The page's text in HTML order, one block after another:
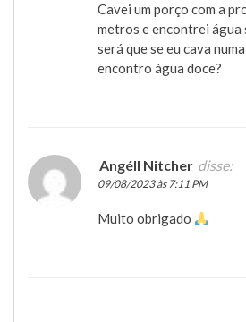
Cavei um porço com a
metros e encontrei água
será que se eu cava
encontro água doce?
Angéll Nitcher disse:
09/08/2023 às 7:11 PM
Muito obrigado